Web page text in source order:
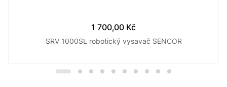
1 700,00 Kč
SRV 1000SL robotický vysavač SENCOR